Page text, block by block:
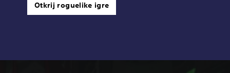
Otkrij roguelike igre